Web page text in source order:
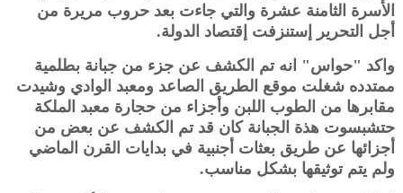
الأسرة الثامنة عشرة والتي جاءت بعد حروب مريرة من
أجل التحرير إستنزفت إقتصاد الدولة.
واكد "حواس" انه تم الكشف عن جزء من جبانة بطلمية
ممتدده شغلت موقع الطريق الصاعد ومعبد الوادي وشيدت
مقابرها من الطوب اللبن وأجزاء من حجارة معبد الملكة
حتشبسوت هذة الجبانة كان قد تم الكشف عن بعض من
أجزائها عن طريق بعثات أجنبية في بدايات القرن الماضي
ولم يتم توثيقها بشكل مناسب.